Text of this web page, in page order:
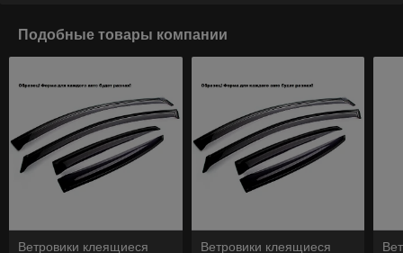
Подобные товары компании
Ветровики клеящиеся
Ветровики клеящиеся